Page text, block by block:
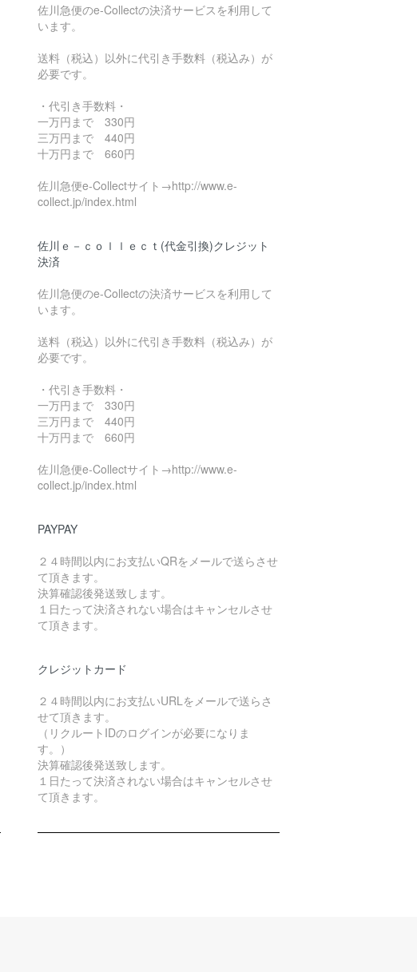
佐川急便のe-Collectの決済サービスを利用して
います。
送料（税込）以外に代引き手数料（税込み）が
必要です。
・代引き手数料・
一万円まで 330円
三万円まで 440円
十万円まで 660円
佐川急便e-Collectサイト→http://www.e-
collect.jp/index.html
佐川ｅ－ｃｏｌｌｅｃｔ(代金引換)クレジット
決済
佐川急便のe-Collectの決済サービスを利用して
います。
送料（税込）以外に代引き手数料（税込み）が
必要です。
・代引き手数料・
一万円まで 330円
三万円まで 440円
十万円まで 660円
佐川急便e-Collectサイト→http://www.e-
collect.jp/index.html
PAYPAY
２４時間以内にお支払いQRをメールで送らさせ
て頂きます。
決算確認後発送致します。
１日たって決済されない場合はキャンセルさせ
て頂きます。
クレジットカード
２４時間以内にお支払いURLをメールで送らさ
せて頂きます。
（リクルートIDのログインが必要になりま
す。）
決算確認後発送致します。
１日たって決済されない場合はキャンセルさせ
て頂きます。